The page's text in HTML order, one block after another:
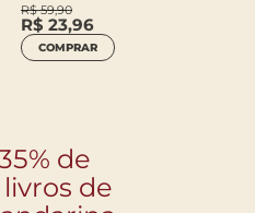
R$59,90
R$ 23,96
COMPRAR
de
de